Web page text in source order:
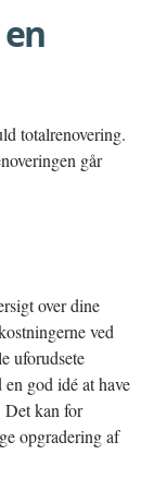
totalrenovering.
går
over dine
ved
uforudsete
god idé at have
Det kan for
opgradering af